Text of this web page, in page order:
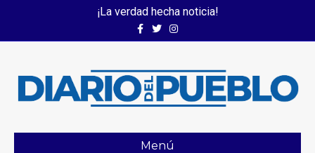
¡La verdad hecha noticia!
FacebookTwitterInstagram
Menú